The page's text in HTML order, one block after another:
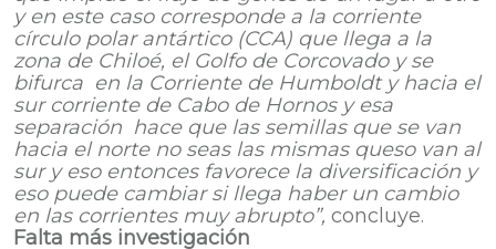
y en este caso corresponde a la corriente
círculo polar antártico (CCA) que llega a la
zona de Chiloé, el Golfo de Corcovado y se
bifurca en la Corriente de Humboldt y hacia el
sur corriente de Cabo de Hornos y esa
separación hace que las semillas que se van
hacia el norte no seas las mismas queso van al
sur y eso entonces favorece la diversificación y
eso puede cambiar si llega haber un cambio
en las corrientes muy abrupto”, concluye.
Falta más investigación